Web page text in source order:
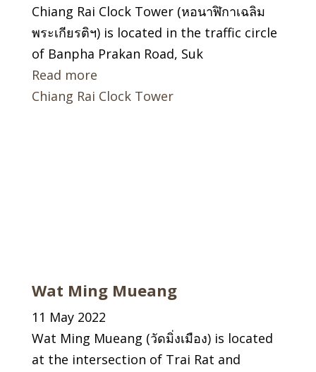
Chiang Rai Clock Tower (หอนาฬิกาเฉลิม
พระเกียรติฯ) is located in the traffic circle
of Banpha Prakan Road, Suk
Read more
Chiang Rai Clock Tower
Wat Ming Mueang
11 May 2022
Wat Ming Mueang (วัดมิ่งเมือง) is located
at the intersection of Trai Rat and